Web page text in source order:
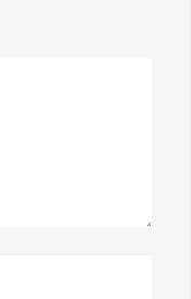
籍，一夜跻